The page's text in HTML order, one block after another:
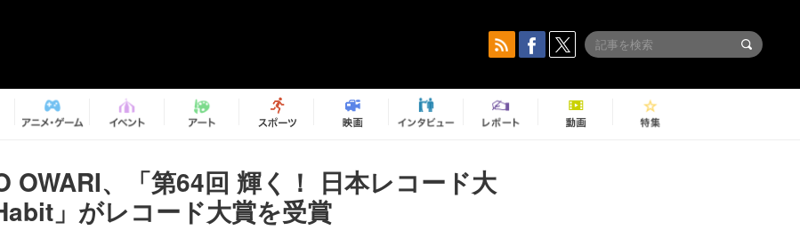
OWARI、「第64回 輝く！ 日本レコード大
」がレコード大賞を受賞